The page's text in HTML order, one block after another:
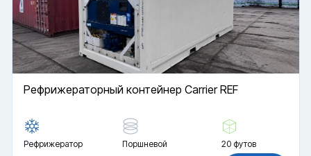
Рефрижераторный контейнер Carrier REF
Рефрижератор Поршневой 20 футов